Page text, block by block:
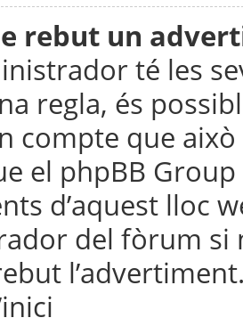
rebut un
té les
regla, és
compte que
el phpBB
d’aquest lloc
del fòrum